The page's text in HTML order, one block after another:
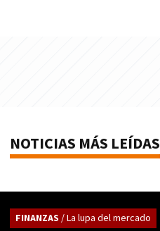
NOTICIAS MÁS LEÍDAS
FINANZAS / La lupa del mercado